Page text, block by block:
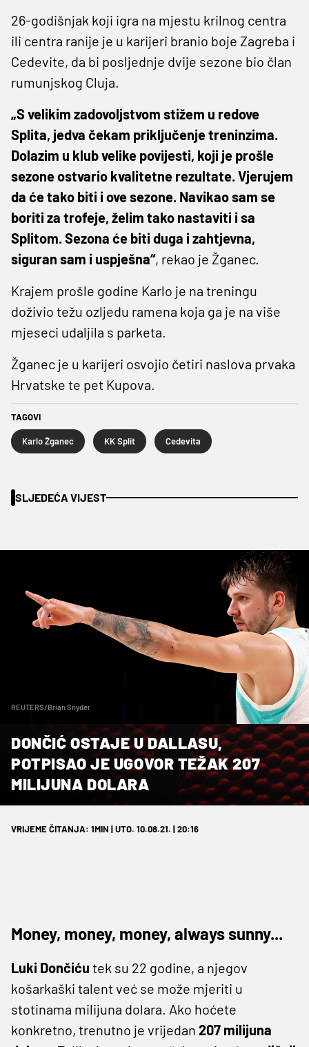
26-godišnjak koji igra na mjestu krilnog centra
ili centra ranije je u karijeri branio boje Zagreba i
Cedevite, da bi posljednje dvije sezone bio član
rumunjskog Cluja.
„S velikim zadovoljstvom stižem u redove
Splita, jedva čekam priključenje treninzima.
Dolazim u klubvelike povijesti, koji je prošle
sezone ostvario kvalitetne rezultate. Vjerujem
da će tako biti i ove sezone. Navikao sam se
boriti za trofeje, želim tako nastaviti i sa
Splitom. Sezona će biti duga i zahtjevna,
siguran sam i uspješna“, rekao je Žganec.
Krajem prošle godine Karlo je na treningu
doživio težu ozljedu ramena koja ga je na više
mjeseci udaljila s parketa.
Žganec je u karijeri osvojio četiri naslova prvaka
Hrvatske te pet Kupova.
TAGOVI
Karlo Žganec KK Split Cedevita
SLJEDEĆA VIJEST
REUTERS/Brian Snyder
DONČIĆ OSTAJE U DALLASU,
POTPISAO JE UGOVOR TEŽAK 207
MILIJUNA DOLARA
VRIJEME ČITANJA: 1MIN | UTO. 10.08.21. | 20:16
Money, money, money, always sunny...
Luki Dončiću tek su 22 godine, a njegov
košarkaški talent već se može mjeriti u
stotinama milijuna dolara. Ako hoćete
konkretno, trenutno je vrijedan 207 milijuna